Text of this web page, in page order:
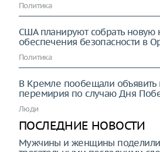
Политика
США планируют собрать новую
обеспечения безопасности в
Политика
В Кремле пообещали объявить
перемирия по случаю Дня
Люди
ПОСЛЕДНИЕ НОВОСТИ
Мужчины и женщины